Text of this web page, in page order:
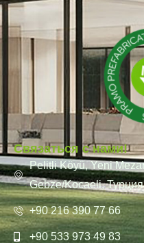
Связаться с нами!
Pelitli Köyü, Yeni
Gebze/Kocaeli, Турция
+90 216 390 77 66
+90 533 973 49 83